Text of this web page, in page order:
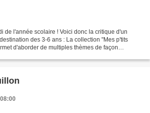
de l'année scolaire ! Voici donc la critique d'un
des 3-6 ans : La collection "Mes p'tits
d'aborder de multiples thèmes de façon